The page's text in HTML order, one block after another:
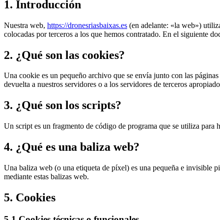
1. Introducción
Nuestra web, https://dronesriasbaixas.es (en adelante: «la web»)
colocadas por terceros a los que hemos contratado. En el siguiente
2. ¿Qué son las cookies?
Una cookie es un pequeño archivo que se envía junto con las
devuelta a nuestros servidores o a los servidores de terceros
3. ¿Qué son los scripts?
Un script es un fragmento de código de programa que se utiliza
4. ¿Qué es una baliza web?
Una baliza web (o una etiqueta de píxel) es una pequeña e invisible
mediante estas balizas web.
5. Cookies